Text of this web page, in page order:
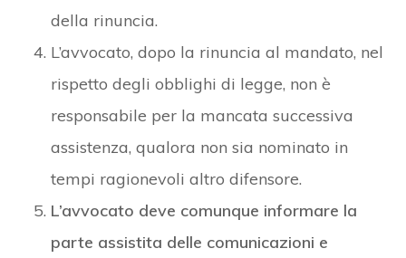
della rinuncia.
L’avvocato, dopo la rinuncia al mandato, nel
rispetto degli obblighi di legge, non è
responsabile per la mancata successiva
assistenza, qualora non sia nominato in
tempi ragionevoli altro difensore.
L’avvocato deve comunque informare la
parte assistita delle comunicazioni e